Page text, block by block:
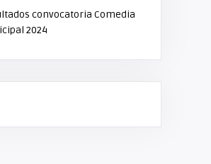
convocatoria Comedia
2024